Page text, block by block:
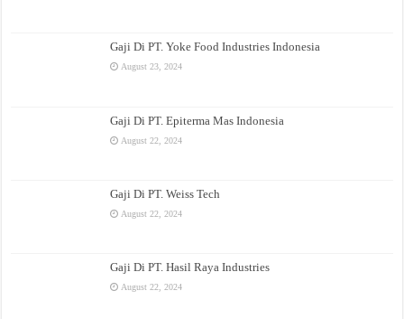
Gaji Di PT. Yoke Food Industries Indonesia
August 23, 2024
Gaji Di PT. Epiterma Mas Indonesia
August 22, 2024
Gaji Di PT. Weiss Tech
August 22, 2024
Gaji Di PT. Hasil Raya Industries
August 22, 2024